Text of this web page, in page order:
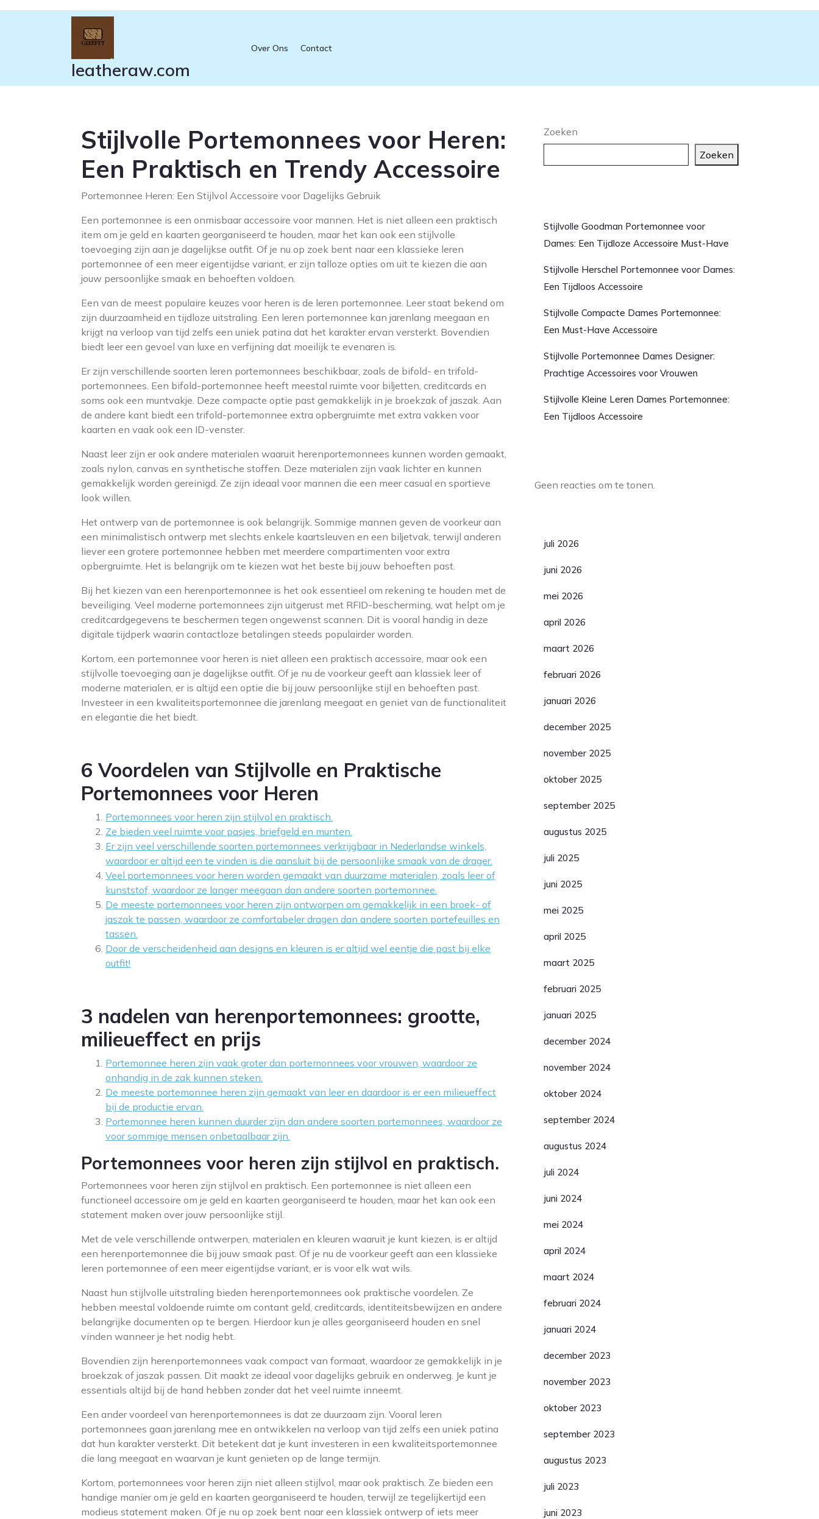
leatheraw.com
Over Ons Contact
Stijlvolle Portemonnees voor Heren:
Een Praktisch en Trendy Accessoire
Portemonnee Heren: Een Stijlvol Accessoire voor Dagelijks Gebruik
Een portemonnee is een onmisbaar accessoire voor mannen. Het is niet alleen een praktisch
item om je geld en kaarten georganiseerd te houden, maar het kan ook een stijlvolle
toevoeging zijn aan je dagelijkse outfit. Of je nu op zoek bent naar een klassieke leren
portemonnee of een meer eigentijdse variant, er zijn talloze opties om uit te kiezen die aan
jouw persoonlijke smaak en behoeften voldoen.
Een van de meest populaire keuzes voor heren is de leren portemonnee. Leer staat bekend om
zijn duurzaamheid en tijdloze uitstraling. Een leren portemonnee kan jarenlang meegaan en
krijgt na verloop van tijd zelfs een uniek patina dat het karakter ervan versterkt. Bovendien
biedt leer een gevoel van luxe en verfijning dat moeilijk te evenaren is.
Er zijn verschillende soorten leren portemonnees beschikbaar, zoals de bifold- en trifold-
portemonnees. Een bifold-portemonnee heeft meestal ruimte voor biljetten, creditcards en
soms ook een muntvakje. Deze compacte optie past gemakkelijk in je broekzak of jaszak. Aan
de andere kant biedt een trifold-portemonnee extra opbergruimte met extra vakken voor
kaarten en vaak ook een ID-venster.
Naast leer zijn er ook andere materialen waaruit herenportemonnees kunnen worden gemaakt,
zoals nylon, canvas en synthetische stoffen. Deze materialen zijn vaak lichter en kunnen
gemakkelijk worden gereinigd. Ze zijn ideaal voor mannen die een meer casual en sportieve
look willen.
Het ontwerp van de portemonnee is ook belangrijk. Sommige mannen geven de voorkeur aan
een minimalistisch ontwerp met slechts enkele kaartsleuven en een biljetvak, terwijl anderen
liever een grotere portemonnee hebben met meerdere compartimenten voor extra
opbergruimte. Het is belangrijk om te kiezen wat het beste bij jouw behoeften past.
Bij het kiezen van een herenportemonnee is het ook essentieel om rekening te houden met de
beveiliging. Veel moderne portemonnees zijn uitgerust met RFID-bescherming, wat helpt om je
creditcardgegevens te beschermen tegen ongewenst scannen. Dit is vooral handig in deze
digitale tijdperk waarin contactloze betalingen steeds populairder worden.
Kortom, een portemonnee voor heren is niet alleen een praktisch accessoire, maar ook een
stijlvolle toevoeging aan je dagelijkse outfit. Of je nu de voorkeur geeft aan klassiek leer of
moderne materialen, er is altijd een optie die bij jouw persoonlijke stijl en behoeften past.
Investeer in een kwaliteitsportemonnee die jarenlang meegaat en geniet van de functionaliteit
en elegantie die het biedt.
6 Voordelen van Stijlvolle en Praktische
Portemonnees voor Heren
Portemonnees voor heren zijn stijlvol en praktisch.
Ze bieden veel ruimte voor pasjes, briefgeld en munten.
Er zijn veel verschillende soorten portemonnees verkrijgbaar in Nederlandse winkels,
waardoor er altijd een te vinden is die aansluit bij de persoonlijke smaak van de drager.
Veel portemonnees voor heren worden gemaakt van duurzame materialen, zoals leer of
kunststof, waardoor ze langer meegaan dan andere soorten portemonnee.
De meeste portemonnees voor heren zijn ontworpen om gemakkelijk in een broek- of
jaszak te passen, waardoor ze comfortabeler dragen dan andere soorten portefeuilles en
tassen.
Door de verscheidenheid aan designs en kleuren is er altijd wel eentje die past bij elke
outfit!
3 nadelen van herenportemonnees: grootte,
milieueffect en prijs
Portemonnee heren zijn vaak groter dan portemonnees voor vrouwen, waardoor ze
onhandig in de zak kunnen steken.
De meeste portemonnee heren zijn gemaakt van leer en daardoor is er een milieueffect
bij de productie ervan.
Portemonnee heren kunnen duurder zijn dan andere soorten portemonnees, waardoor ze
voor sommige mensen onbetaalbaar zijn.
Portemonnees voor heren zijn stijlvol en praktisch.
Portemonnees voor heren zijn stijlvol en praktisch. Een portemonnee is niet alleen een
functioneel accessoire om je geld en kaarten georganiseerd te houden, maar het kan ook een
statement maken over jouw persoonlijke stijl.
Met de vele verschillende ontwerpen, materialen en kleuren waaruit je kunt kiezen, is er altijd
een herenportemonnee die bij jouw smaak past. Of je nu de voorkeur geeft aan een klassieke
leren portemonnee of een meer eigentijdse variant, er is voor elk wat wils.
Naast hun stijlvolle uitstraling bieden herenportemonnees ook praktische voordelen. Ze
hebben meestal voldoende ruimte om contant geld, creditcards, identiteitsbewijzen en andere
belangrijke documenten op te bergen. Hierdoor kun je alles georganiseerd houden en snel
vinden wanneer je het nodig hebt.
Bovendien zijn herenportemonnees vaak compact van formaat, waardoor ze gemakkelijk in je
broekzak of jaszak passen. Dit maakt ze ideaal voor dagelijks gebruik en onderweg. Je kunt je
essentials altijd bij de hand hebben zonder dat het veel ruimte inneemt.
Een ander voordeel van herenportemonnees is dat ze duurzaam zijn. Vooral leren
portemonnees gaan jarenlang mee en ontwikkelen na verloop van tijd zelfs een uniek patina
dat hun karakter versterkt. Dit betekent dat je kunt investeren in een kwaliteitsportemonnee
die lang meegaat en waarvan je kunt genieten op de lange termijn.
Kortom, portemonnees voor heren zijn niet alleen stijlvol, maar ook praktisch. Ze bieden een
handige manier om je geld en kaarten georganiseerd te houden, terwijl ze tegelijkertijd een
modieus statement maken. Of je nu op zoek bent naar een klassiek ontwerp of iets meer
Zoeken
Zoeken
Stijlvolle Goodman Portemonnee voor
Dames: Een Tijdloze Accessoire Must-Have
Stijlvolle Herschel Portemonnee voor Dames:
Een Tijdloos Accessoire
Stijlvolle Compacte Dames Portemonnee:
Een Must-Have Accessoire
Stijlvolle Portemonnee Dames Designer:
Prachtige Accessoires voor Vrouwen
Stijlvolle Kleine Leren Dames Portemonnee:
Een Tijdloos Accessoire
Geen reacties om te tonen.
juli 2026
juni 2026
mei 2026
april 2026
maart 2026
februari 2026
januari 2026
december 2025
november 2025
oktober 2025
september 2025
augustus 2025
juli 2025
juni 2025
mei 2025
april 2025
maart 2025
februari 2025
januari 2025
december 2024
november 2024
oktober 2024
september 2024
augustus 2024
juli 2024
juni 2024
mei 2024
april 2024
maart 2024
februari 2024
januari 2024
december 2023
november 2023
oktober 2023
september 2023
augustus 2023
juli 2023
juni 2023